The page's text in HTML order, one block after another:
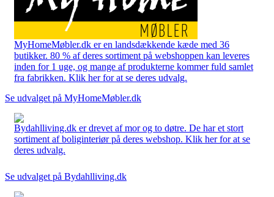
MyHomeMøbler.dk er en landsdækkende kæde med 36
butikker. 80 % af deres sortiment på webshoppen kan leveres
inden for 1 uge, og mange af produkterne kommer fuld samlet
fra fabrikken. Klik her for at se deres udvalg.
Se udvalget på MyHomeMøbler.dk
Bydahlliving.dk er drevet af mor og to døtre. De har et stort
sortiment af boliginteriør på deres webshop. Klik her for at se
deres udvalg.
Se udvalget på Bydahlliving.dk